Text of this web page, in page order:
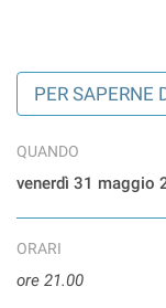
PER SAPERNE
QUANDO
venerdì 31 maggio
ORARI
ore 21.00